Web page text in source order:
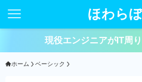
ほわら
現役エンジニアがIT周
ホーム ベーシック